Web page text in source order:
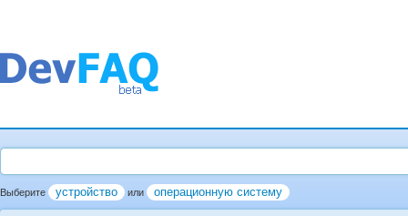
Выберите устройство или операционную систему